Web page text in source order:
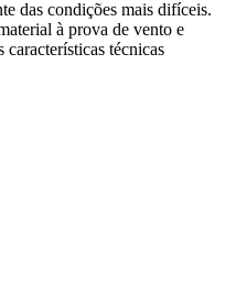
das condições mais difíceis.
à prova de vento e
técnicas